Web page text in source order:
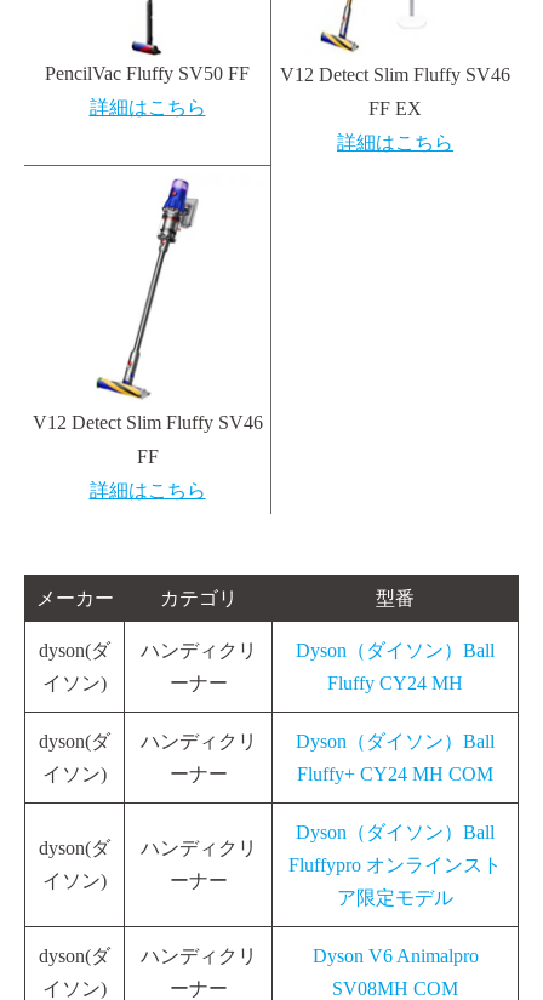
PencilVac Fluffy SV50 FF
詳細はこちら
V12 Detect Slim Fluffy SV46
FF EX
詳細はこちら
V12 Detect Slim Fluffy SV46
FF
詳細はこちら
メーカー カテゴリ 型番
dyson(ダ
イソン)
ハンディクリ
ーナー
Dyson（ダイソン）Ball
Fluffy CY24 MH
dyson(ダ
イソン)
ハンディクリ
ーナー
Dyson（ダイソン）Ball
Fluffy+ CY24 MH COM
dyson(ダ
イソン)
ハンディクリ
ーナー
Dyson（ダイソン）Ball
Fluffypro オンラインスト
ア限定モデル
dyson(ダ
イソン)
ハンディクリ
ーナー
Dyson V6 Animalpro
SV08MH COM